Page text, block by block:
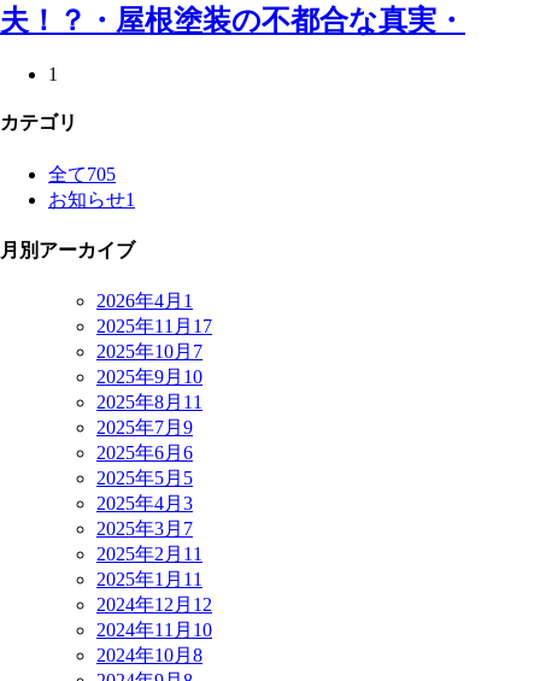
夫！？・屋根塗装の不都合な真実・
1
カテゴリ
全て705
お知らせ1
月別アーカイブ
2026年4月 1
2025年11月 17
2025年10月 7
2025年9月 10
2025年8月 11
2025年7月 9
2025年6月 6
2025年5月 5
2025年4月 3
2025年3月 7
2025年2月 11
2025年1月 11
2024年12月 12
2024年11月 10
2024年10月 8